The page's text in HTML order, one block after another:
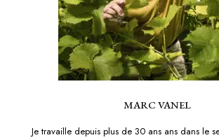
MARC VANEL
Je travaille depuis plus de 30 ans ans dans le